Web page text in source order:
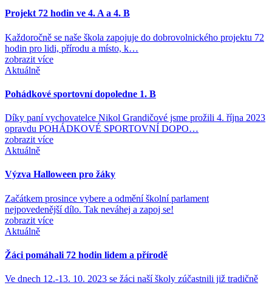
Projekt 72 hodin ve 4. A a 4. B
Každoročně se naše škola zapojuje do dobrovolnického projektu 72
hodin pro lidi, přírodu a místo, k…
zobrazit více
Aktuálně
Pohádkové sportovní dopoledne 1. B
Díky paní vychovatelce Nikol Grandičové jsme prožili 4. října 2023
opravdu POHÁDKOVÉ SPORTOVNÍ DOPO…
zobrazit více
Aktuálně
Výzva Halloween pro žáky
Začátkem prosince vybere a odmění školní parlament
nejpovedenější dílo. Tak neváhej a zapoj se!
zobrazit více
Aktuálně
Žáci pomáhali 72 hodin lidem a přírodě
Ve dnech 12.-13. 10. 2023 se žáci naší školy zúčastnili již tradičně